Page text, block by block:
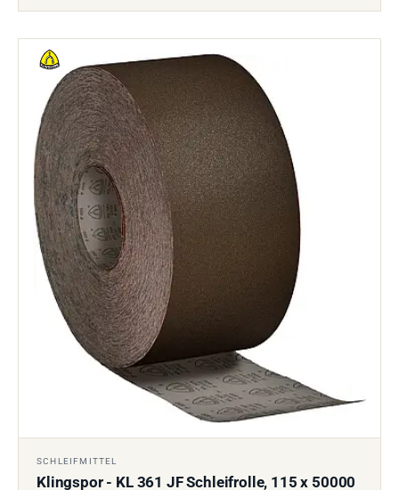
SCHLEIFMITTEL
Klingspor - KL 361 JF Schleifrolle, 115 x 50000